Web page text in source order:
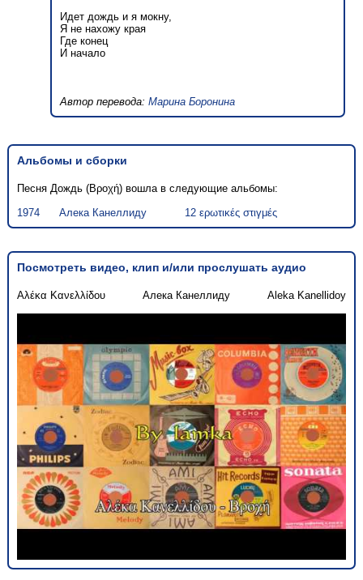
Идет дождь и я мокну,
Я не нахожу края
Где конец
И начало
Автор перевода:Марина Боронина
Альбомы и сборки
Песня Дождь (Βροχή) вошла в следующие альбомы:
1974
Алека Канеллиду 12 ερωτικές στιγμές
Посмотреть видео, клип и/или прослушать аудио
Αλέκα Κανελλίδου Алека Канеллиду Aleka Kanellidoy